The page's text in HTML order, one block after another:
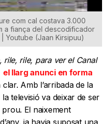
com cal costava 3.000
a fiança del descodificador
Youtube (Jaan Kirsipuu)
rile, rile, para ver el Canal
el llarg anunci en forma
Amb l’arribada de la
televisió va deixar de ser
El naixement